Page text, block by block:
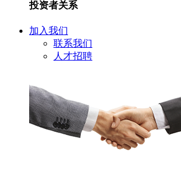
投资者关系
加入我们
联系我们
人才招聘